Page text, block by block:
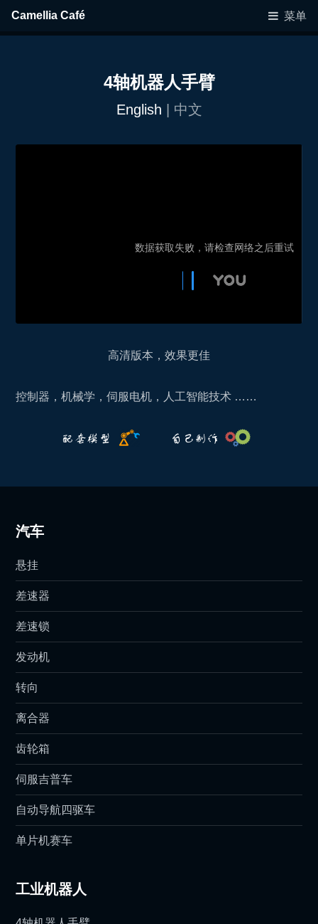
Camellia Café 菜单
4轴机器人手臂
English | 中文
高清版本，效果更佳
控制器，机械学，伺服电机，人工智能技术 ……
汽车
悬挂
差速器
差速锁
发动机
转向
离合器
齿轮箱
伺服吉普车
自动导航四驱车
单片机赛车
工业机器人